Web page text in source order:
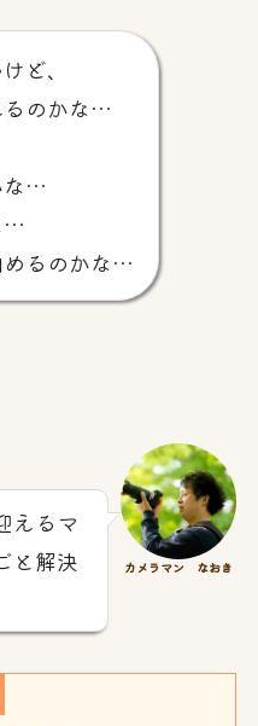
ど、
るのかな…
な…
…
めるのかな…
えるマ
と解決
カメラマン なおき